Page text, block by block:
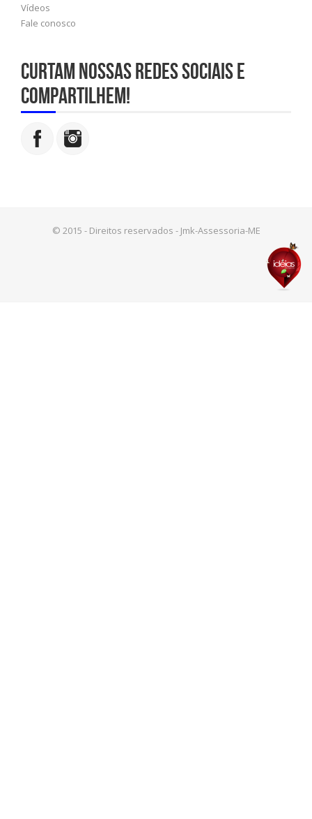
Vídeos
Fale conosco
Curtam nossas redes sociais e
compartilhem!
© 2015 - Direitos reservados - Jmk-Assessoria-ME